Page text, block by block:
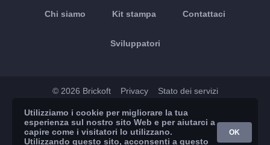
Chi siamo Kit stampa Contattaci
Sviluppatori
© 2026 Brickoft Privacy Stato dei servizi
App Store Google Play
Utilizziamo i cookie per migliorare la tua
esperienza sul nostro sito Web e per aiutarci a
capire come i visitatori lo utilizzano.
Utilizzando questo sito, acconsenti a questo
OK